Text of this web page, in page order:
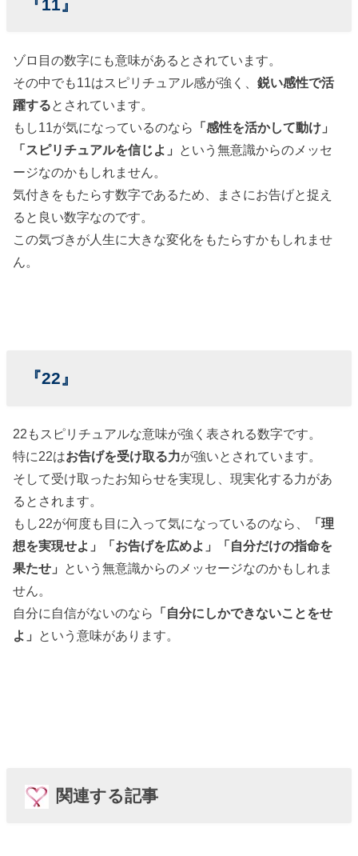
『11』
ゾロ目の数字にも意味があるとされています。
その中でも11はスピリチュアル感が強く、鋭い感性で活
躍するとされています。
もし11が気になっているのなら
「感性を活かして動け」
「スピリチュアルを信じよ」 という無意識からのメッセ
ージなのかもしれません。
気付きをもたらす数字であるため、まさにお告げと捉え
ると良い数字なのです。
この気づきが人生に大きな変化をもたらすかもしれませ
ん。
『22』
22もスピリチュアルな意味が強く表される数字です。
特に22はお告げを受け取る力が強いとされています。
そして受け取ったお知らせを実現し、現実化する力があ
るとされます。
もし22が何度も目に入って気になっているのなら、
「理
想を実現せよ」「お告げを広めよ」「自分だけの指命を
果たせ」 という無意識からのメッセージなのかもしれま
せん。
自分に自信がないのなら
「自分にしかできないことをせ
よ」 という意味があります。
関連する記事